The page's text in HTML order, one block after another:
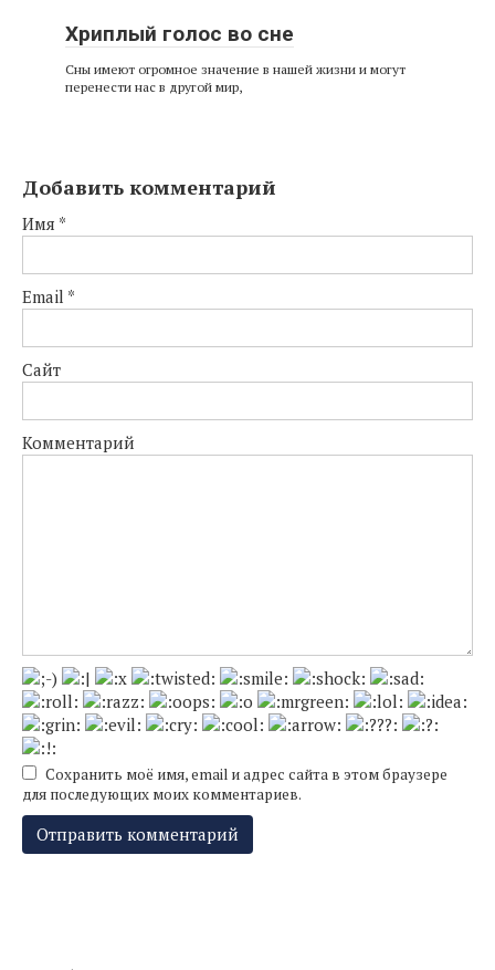
Хриплый голос во сне
Сны имеют огромное значение в нашей жизни и могут
перенести нас в другой мир,
Добавить комментарий
Имя *
Email *
Сайт
Комментарий
Сохранить моё имя, email и адрес сайта в этом браузере
для последующих моих комментариев.